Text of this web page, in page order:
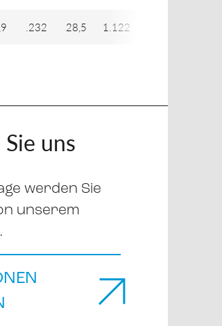
.232 28,5 1.122
uns
werden Sie
unserem